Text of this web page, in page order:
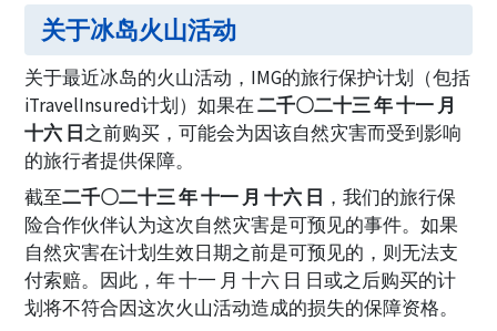
关于冰岛火山活动
关于最近冰岛的火山活动，IMG的旅行保护计划（包括
iTravelInsured计划）如果在二千〇二十三 年 十一 月
十六 日之前购买，可能会为因该自然灾害而受到影响
的旅行者提供保障。
截至二千〇二十三 年 十一 月 十六 日 ，我们的旅行保
险合作伙伴认为这次自然灾害是可预见的事件。如果
自然灾害在计划生效日期之前是可预见的，则无法支
付索赔。因此，年 十一 月 十六 日 日或之后购买的计
划将不符合因这次火山活动造成的损失的保障资格。